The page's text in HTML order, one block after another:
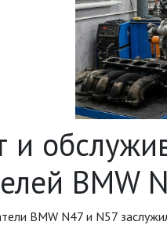
и
BMW
BMW N47 и N57